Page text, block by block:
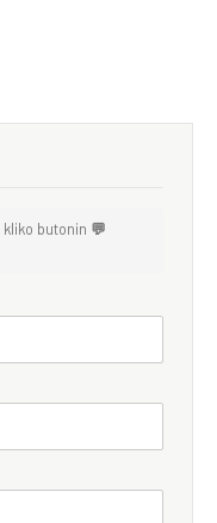
butonin 💬